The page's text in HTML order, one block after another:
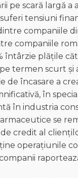
pe scară largă
tensiuni
companiile
companiile
întârzie plățile
termen scurt și
de încasare a
în
în industria
se
credit al
operațiunile